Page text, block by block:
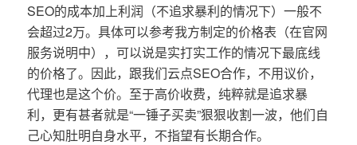
SEO的成本加上利润（不追求暴利的情况下）一般不
会超过2万。具体可以参考我方制定的价格表（在官网
服务说明中），可以说是实打实工作的情况下最底线
的价格了。因此，跟我们云点SEO合作，不用议价，
代理也是这个价。至于高价收费，纯粹就是追求暴
利，更有甚者就是“一锤子买卖”狠狠收割一波，他们自
己心知肚明自身水平，不指望有长期合作。